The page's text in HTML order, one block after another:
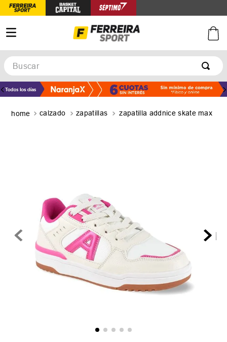
Buscar
calzado zapatillas zapatilla addnice skate max
TÉRMINOS MÁS BUSCADOS